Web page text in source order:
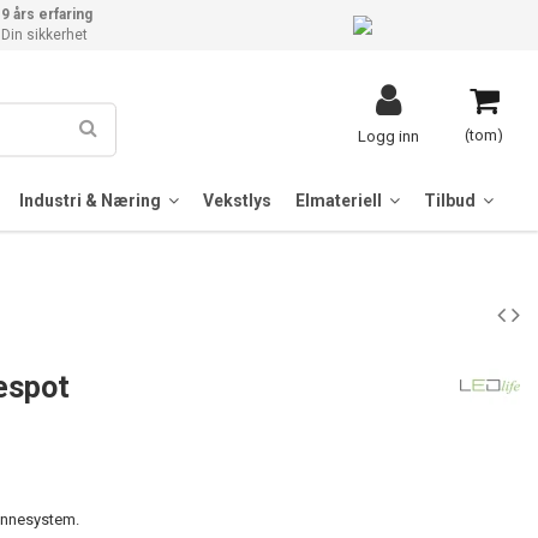
9 års erfaring
Din sikkerhet
(tom)
Logg inn
Industri & Næring Vekstlys Elmateriell Tilbud